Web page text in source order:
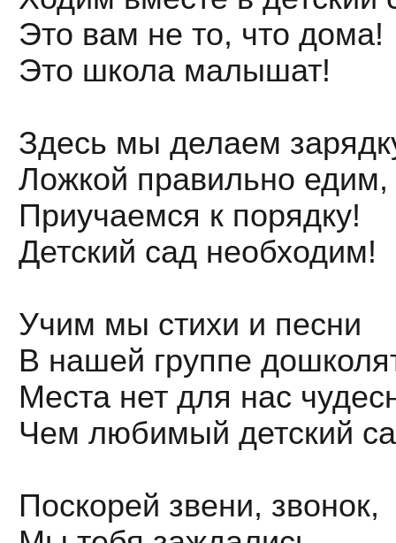
Это вам не то, что дома!
Это школа малышат!
Здесь мы делаем
Ложкой правильно едим,
Приучаемся к порядку!
Детский сад необходим!
Учим мы стихи и песни
В нашей группе
Места нет для нас
Чем любимый детский
Поскорей звени, звонок,